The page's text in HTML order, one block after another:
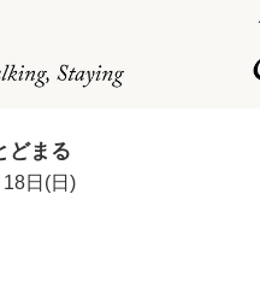
どまる
日(日)